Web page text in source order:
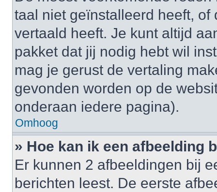
taal niet geïnstalleerd heeft,
vertaald heeft. Je kunt altijd
pakket dat jij nodig hebt wil
mag je gerust de vertaling
gevonden worden op de
onderaan iedere pagina).
Omhoog
» Hoe kan ik een afbeelding
Er kunnen 2 afbeeldingen bij
berichten leest. De eerste